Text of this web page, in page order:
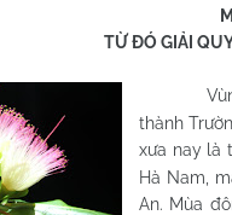
TỪ ĐÓ GIẢI
Vùng
thành
xưa nay là
Hà Nam ,
An. Mùa